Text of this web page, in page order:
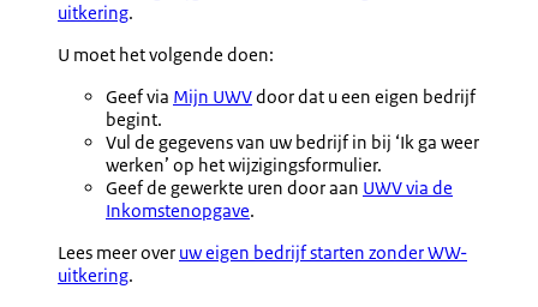
uitkering.
U moet het volgende doen:
Geef via Mijn UWVdoor dat u een eigen bedrijf
begint.
Vul de gegevens van uw bedrijf in bij ‘Ik ga weer
werken’ op het wijzigingsformulier.
Geef de gewerkte uren door aan UWV via de
Inkomstenopgave.
Lees meer over uw eigen bedrijf starten zonder WW-
uitkering.